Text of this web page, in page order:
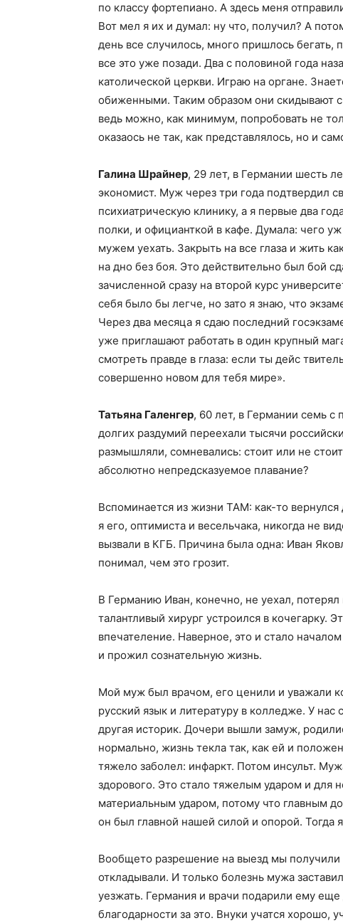
по классу фортепиано. А здесь меня
Вот мел я их и думал: ну что, получил? А
день все случилось, много пришлось
все это уже позади. Два с половиной года
католической церкви. Играю на органе.
обиженными. Таким образом они скидывают
ведь можно, как минимум, попробовать не
оказаось не так, как представлялось, но и
Галина Шрайнер, 29 лет, в Германии шесть
экономист. Муж через три года подтвердил
психиатрическую клинику, а я первые два
полки, и официанткой в кафе. Думала: чего
мужем уехать. Закрыть на все глаза и жить
на дно без боя. Это действительно был бой
зачисленной сразу на второй курс
себя было бы легче, но зато я знаю, что
Через два месяца я сдаю последний
уже приглашают работать в один крупный
смотреть правде в глаза: если ты дейс
совершенно новом для тебя мире».
Татьяна Галенгер, 60 лет, в Германии семь с
долгих раздумий переехали тысячи
размышляли, сомневались: стоит или не
абсолютно непредсказуемое плавание?
Вспоминается из жизни ТАМ: как-то
я его, оптимиста и весельчака, никогда не
вызвали в КГБ. Причина была одна: Иван
понимал, чем это грозит.
В Германию Иван, конечно, не уехал,
талантливый хирург устроился в кочегарку.
впечателение. Наверное, это и стало
и прожил сознательную жизнь.
Мой муж был врачом, его ценили и уважали
русский язык и литературу в колледже. У
другая историк. Дочери вышли замуж,
нормально, жизнь текла так, как ей и
тяжело заболел: инфаркт. Потом инсульт.
здорового. Это стало тяжелым ударом и для
материальным ударом, потому что главным
он был главной нашей силой и опорой. Тогда
Вообщето разрешение на выезд мы получили
откладывали. И только болезнь мужа
уезжать. Германия и врачи подарили ему
благодарности за это. Внуки учатся хорошо,